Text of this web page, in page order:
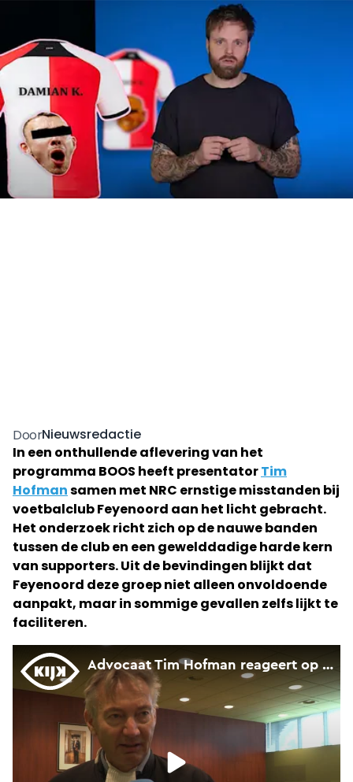
DoorNieuwsredactie
In een onthullende aflevering van het
programma BOOS heeft presentatorTim
Hofmansamen met NRC ernstige misstanden bij
voetbalclub Feyenoord aan het licht gebracht.
Het onderzoek richt zich op de nauwe banden
tussen de club en een gewelddadige harde kern
van supporters. Uit de bevindingen blijkt dat
Feyenoord deze groep niet alleen onvoldoende
aanpakt, maar in sommige gevallen zelfs lijkt te
faciliteren.